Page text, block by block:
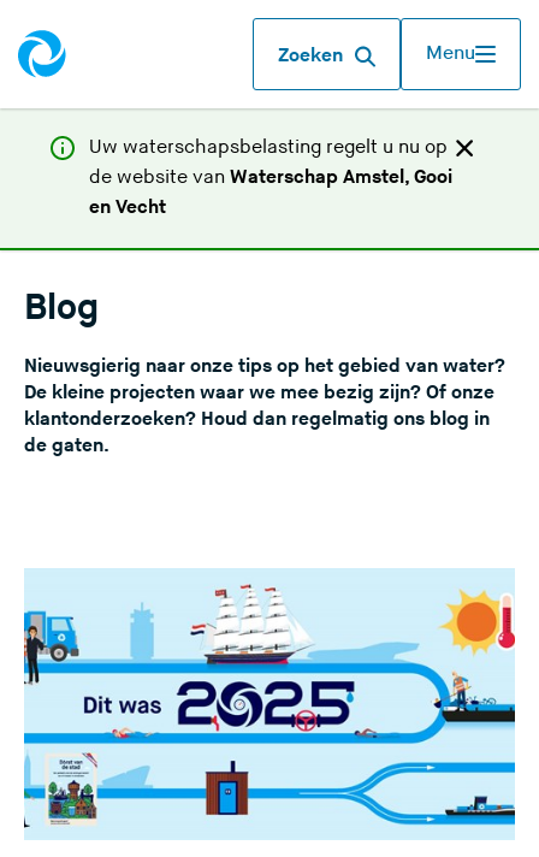
Zoeken Menu
Uw waterschapsbelasting regelt u nu op
de website van Waterschap Amstel, Gooi
en Vecht(
l
a
a
e
t
Blog
Nieuwsgierig naar onze tips op het gebied van water?
De kleine projecten waar we mee bezig zijn? Of onze
klantonderzoeken? Houd dan regelmatig ons blog in
de gaten.